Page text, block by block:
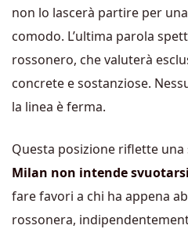
non lo lascerà partire per
comodo. L’ultima parola
rossonero, che valuterà
concrete e sostanziose.
la linea è ferma.
Questa posizione riflette
Milan non intende
fare favori a chi ha appena
rossonera,